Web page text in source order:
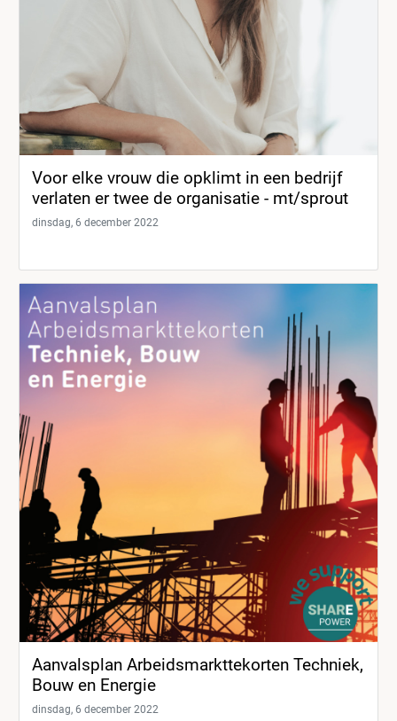
Voor elke vrouw die opklimt in een bedrijf
verlaten er twee de organisatie - mt/sprout
dinsdag, 6 december 2022
Aanvalsplan Arbeidsmarkttekorten Techniek,
Bouw en Energie
dinsdag, 6 december 2022